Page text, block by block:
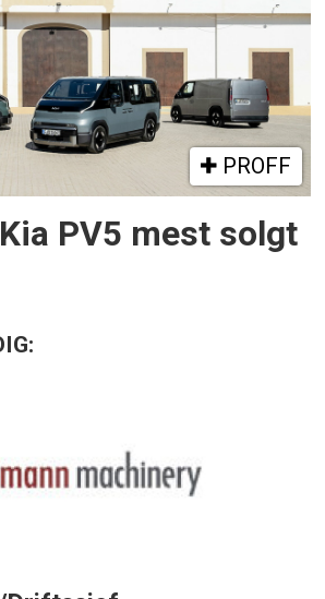
PROFF
PV5 mest solgt